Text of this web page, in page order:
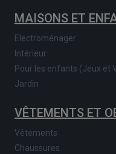
MAISONS ET
Electroménager
Intérieur
Pour les enfants (Jeux et
Jardin
VÊTEMENTS ET
Vêtements
Chaussures